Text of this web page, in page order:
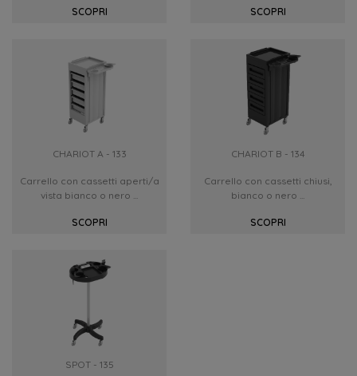
SCOPRI SCOPRI
CHARIOT A - 133
Carrello con cassetti aperti/a
vista bianco o nero ...
SCOPRI
CHARIOT B - 134
Carrello con cassetti chiusi,
bianco o nero ...
SCOPRI
SPOT - 135